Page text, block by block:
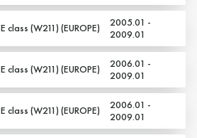
E class (W211) (EUROPE)
2005.01 -
2009.01
E class (W211) (EUROPE)
2006.01 -
2009.01
E class (W211) (EUROPE)
2006.01 -
2009.01